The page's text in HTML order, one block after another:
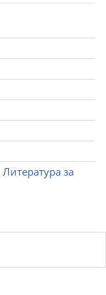
Литература за